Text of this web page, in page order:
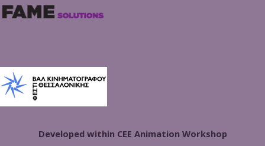
Developed within CEE Animation Workshop